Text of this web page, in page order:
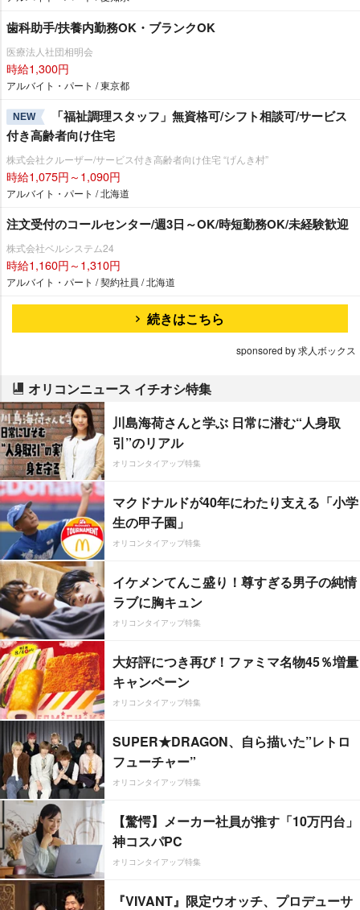
歯科助手/扶養内勤務OK・ブランクOK
医療法人社団相明会
時給1,300円
アルバイト・パート / 東京都
NEW
「福祉調理スタッフ」無資格可/シフト相談可/サービス
付き高齢者向け住宅
株式会社クルーザー/サービス付き高齢者向け住宅 “げんき村”
時給1,075円～1,090円
アルバイト・パート / 北海道
注文受付のコールセンター/週3日～OK/時短勤務OK/未経験歓迎
株式会社ベルシステム24
時給1,160円～1,310円
アルバイト・パート / 契約社員 / 北海道
続きはこちら
sponsored by 求人ボックス
オリコンニュース イチオシ特集
川島海荷さんと学ぶ 日常に潜む“人身取
引”のリアル
オリコンタイアップ特集
マクドナルドが40年にわたり支える「小学
生の甲子園」
オリコンタイアップ特集
イケメンてんこ盛り！尊すぎる男子の純情
ラブに胸キュン
オリコンタイアップ特集
大好評につき再び！ファミマ名物45％増量
キャンペーン
オリコンタイアップ特集
SUPER★DRAGON、自ら描いた”レトロ
フューチャー”
オリコンタイアップ特集
【驚愕】メーカー社員が推す「10万円台」
神コスパPC
オリコンタイアップ特集
『VIVANT』限定ウオッチ、プロデューサ